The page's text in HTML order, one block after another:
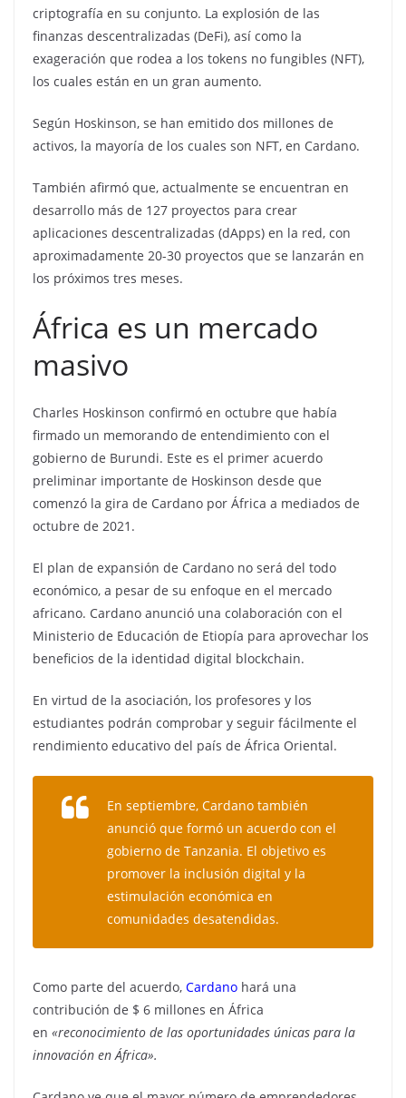
criptografía en su conjunto. La explosión de las
finanzas descentralizadas (DeFi), así como la
exageración que rodea a los tokens no fungibles (NFT),
los cuales están en un gran aumento.
Según Hoskinson, se han emitido dos millones de
activos, la mayoría de los cuales son NFT, en Cardano.
También afirmó que, actualmente se encuentran en
desarrollo más de 127 proyectos para crear
aplicaciones descentralizadas (dApps) en la red, con
aproximadamente 20-30 proyectos que se lanzarán en
los próximos tres meses.
África es un mercado
masivo
Charles Hoskinson confirmó en octubre que había
firmado un memorando de entendimiento con el
gobierno de Burundi. Este es el primer acuerdo
preliminar importante de Hoskinson desde que
comenzó la gira de Cardano por África a mediados de
octubre de 2021.
El plan de expansión de Cardano no será del todo
económico, a pesar de su enfoque en el mercado
africano. Cardano anunció una colaboración con el
Ministerio de Educación de Etiopía para aprovechar los
beneficios de la identidad digital blockchain.
En virtud de la asociación, los profesores y los
estudiantes podrán comprobar y seguir fácilmente el
rendimiento educativo del país de África Oriental.
En septiembre, Cardano también
anunció que formó un acuerdo con el
gobierno de Tanzania. El objetivo es
promover la inclusión digital y la
estimulación económica en
comunidades desatendidas.
Como parte del acuerdo, Cardano hará una
contribución de $ 6 millones en África
en «reconocimiento de las oportunidades únicas para la
innovación en África».